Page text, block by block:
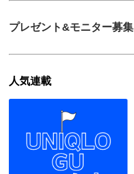
プレゼント&モニター募集
人気連載